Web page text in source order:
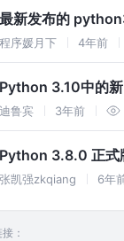
最新发布的
程序媛月下 4年前
Python 3.10中的
迪鲁宾 3年前
Python 3.8.0 正式
张凯强zkqiang 6年
：